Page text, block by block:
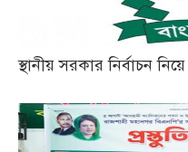
স্থানীয় সরকার নির্বাচন